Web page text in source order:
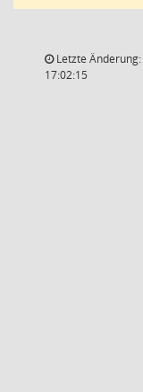
Letzte
17:02:15